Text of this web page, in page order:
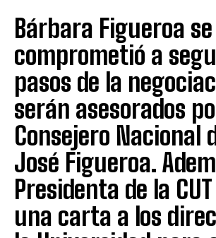
Bárbara Figueroa se
comprometió a
pasos de la
serán asesorados
Consejero Nacional
José Figueroa.
Presidenta de la
una carta a los